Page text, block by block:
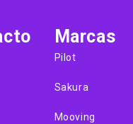
Marcas
Pilot
Sakura
Mooving